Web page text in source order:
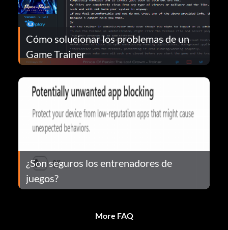
Cómo solucionar los problemas de un
Game Trainer
¿Son seguros los entrenadores de
juegos?
More FAQ